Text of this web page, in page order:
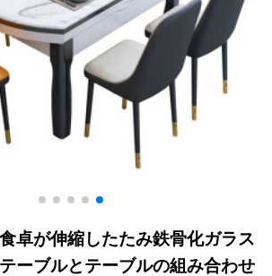
卓が伸縮したたみ鉄骨化ガラス
ーブルとテーブルの組み合わせ